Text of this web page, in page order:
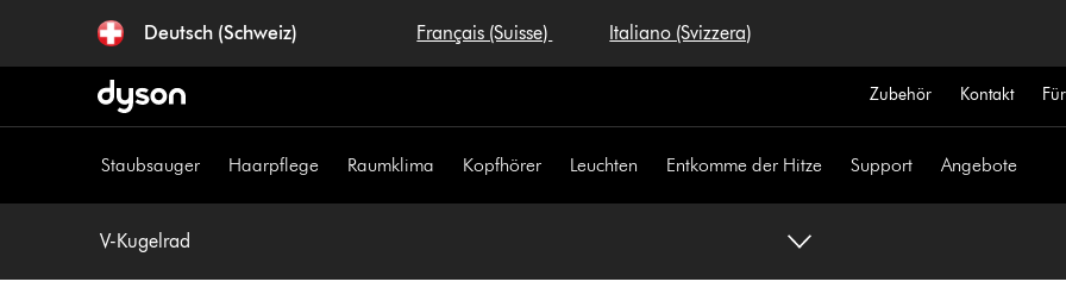
überspringen
Deutsch (Schweiz) Français (Suisse) Italiano (Svizzera)
Zubehör Kontakt
Staubsauger Haarpflege Raumklima Kopfhörer Leuchten Entkomme der Hitze Support Angebote
V-Kugelrad